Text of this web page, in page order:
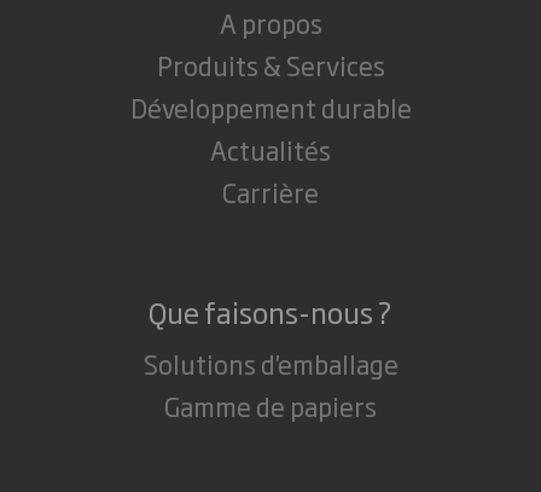
A propos
Produits & Services
Développement durable
Actualités
Carrière
Que faisons-nous ?
Solutions d'emballage
Gamme de papiers